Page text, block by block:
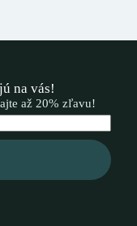
na vás!
až 20% zľavu!